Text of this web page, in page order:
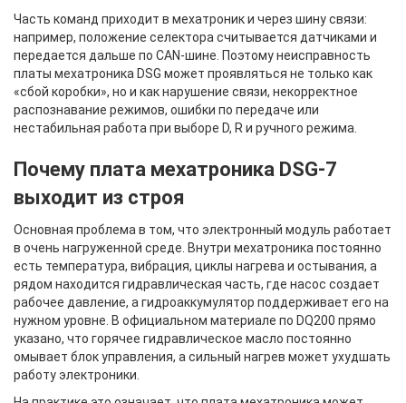
Часть команд приходит в мехатроник и через шину связи:
например, положение селектора считывается датчиками и
передается дальше по CAN-шине. Поэтому неисправность
платы мехатроника DSG может проявляться не только как
«сбой коробки», но и как нарушение связи, некорректное
распознавание режимов, ошибки по передаче или
нестабильная работа при выборе D, R и ручного режима.
Почему плата мехатроника DSG-7
выходит из строя
Основная проблема в том, что электронный модуль работает
в очень нагруженной среде. Внутри мехатроника постоянно
есть температура, вибрация, циклы нагрева и остывания, а
рядом находится гидравлическая часть, где насос создает
рабочее давление, а гидроаккумулятор поддерживает его на
нужном уровне. В официальном материале по DQ200 прямо
указано, что горячее гидравлическое масло постоянно
омывает блок управления, а сильный нагрев может ухудшать
работу электроники.